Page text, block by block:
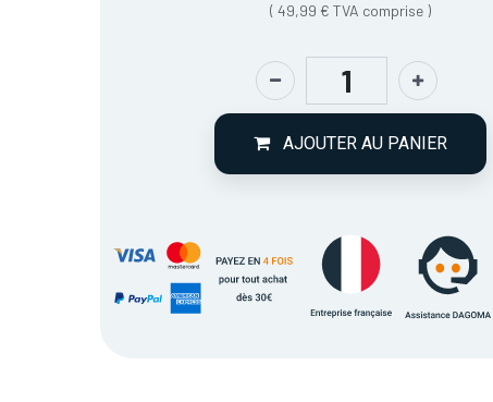
(49,99 € TVA comprise )
AJOUTER AU PANIER